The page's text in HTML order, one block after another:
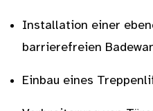
Installation einer
barrierefreien
Einbau eines